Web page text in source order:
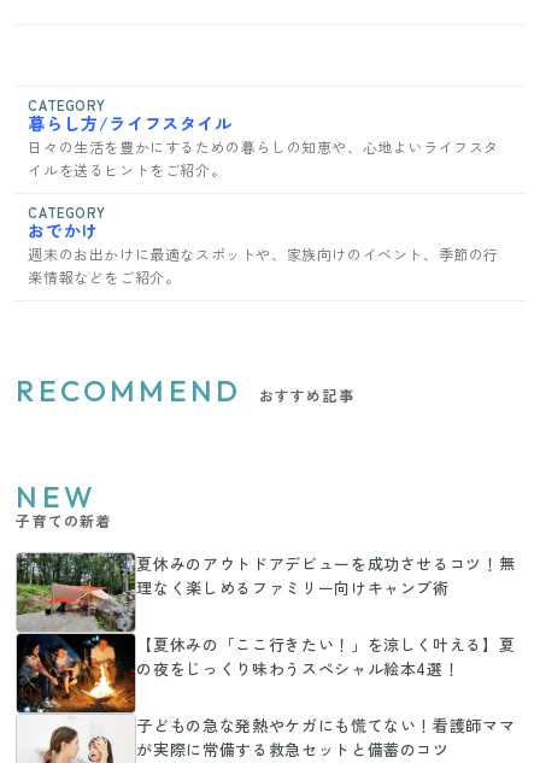
CATEGORY
暮らし方/ライフスタイル
日々の生活を豊かにするための暮らしの知恵や、心地よいライフスタ
イルを送るヒントをご紹介。
CATEGORY
おでかけ
週末のお出かけに最適なスポットや、家族向けのイベント、季節の行
楽情報などをご紹介。
RECOMMEND おすすめ記事
NEW
子育ての新着
夏休みのアウトドアデビューを成功させるコツ！無
理なく楽しめるファミリー向けキャンプ術
【夏休みの「ここ行きたい！」を涼しく叶える】夏
の夜をじっくり味わうスペシャル絵本4選！
子どもの急な発熱やケガにも慌てない！看護師ママ
が実際に常備する救急セットと備蓄のコツ